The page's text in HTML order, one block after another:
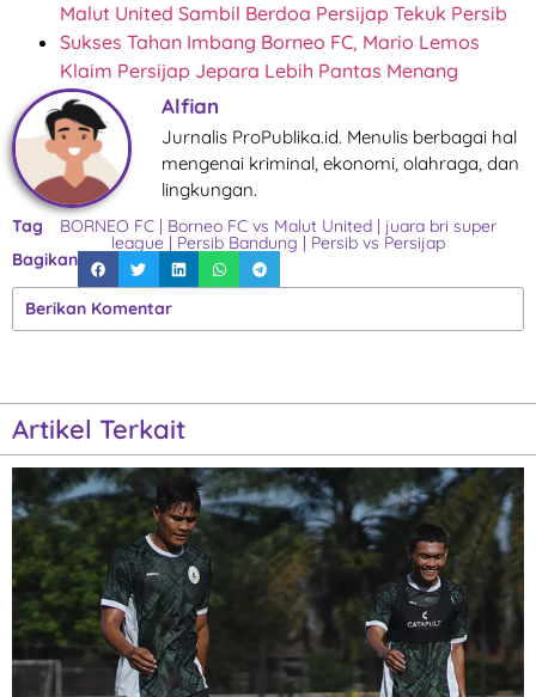
Malut United Sambil Berdoa Persijap Tekuk Persib
Sukses Tahan Imbang Borneo FC, Mario Lemos
Klaim Persijap Jepara Lebih Pantas Menang
Alfian
Jurnalis ProPublika.id. Menulis berbagai hal
mengenai kriminal, ekonomi, olahraga, dan
lingkungan.
Tag BORNEO FC| Borneo FC vs Malut United| juara bri super
league| Persib Bandung | Persib vs Persijap
Bagikan
Berikan Komentar
Artikel Terkait